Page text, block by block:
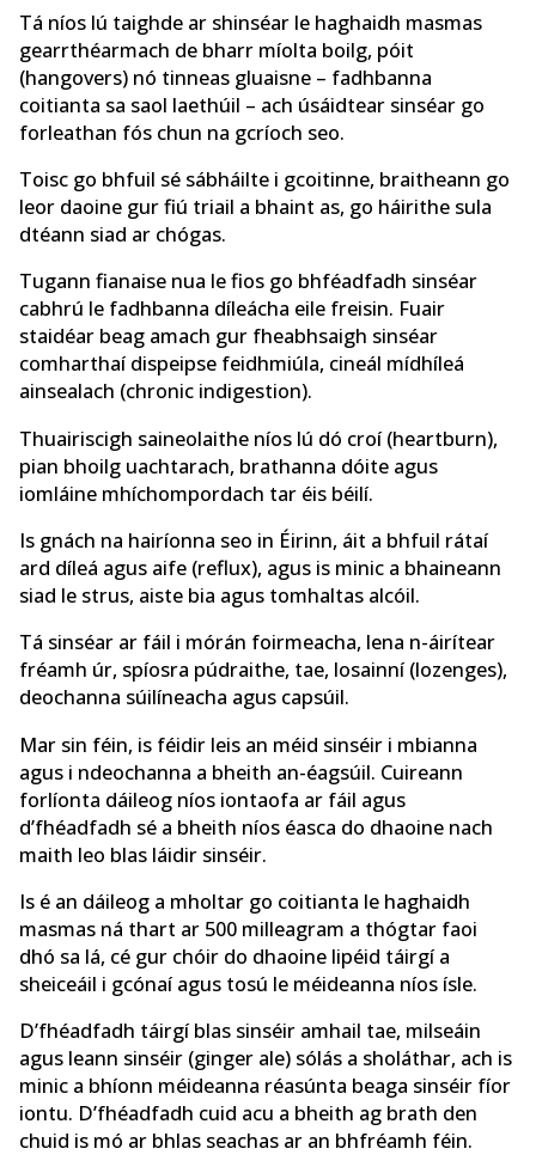
Tá níos lú taighde ar shinséar le haghaidh masmas
gearrthéarmach de bharr míolta boilg, póit
(hangovers) nó tinneas gluaisne – fadhbanna
coitianta sa saol laethúil – ach úsáidtear sinséar go
forleathan fós chun na gcríoch seo.
Toisc go bhfuil sé sábháilte i gcoitinne, braitheann go
leor daoine gur fiú triail a bhaint as, go háirithe sula
dtéann siad ar chógas.
Tugann fianaise nua le fios go bhféadfadh sinséar
cabhrú le fadhbanna díleácha eile freisin. Fuair ​​
staidéar beag amach gur fheabhsaigh sinséar
comharthaí dispeipse feidhmiúla, cineál mídhíleá
ainsealach (chronic indigestion).
Thuairiscigh saineolaithe níos lú dó croí (heartburn),
pian bhoilg uachtarach, brathanna dóite agus
iomláine mhíchompordach tar éis béilí.
Is gnách na hairíonna seo in Éirinn, áit a bhfuil rátaí
ard díleá agus aife (reflux), agus is minic a bhaineann
siad le strus, aiste bia agus tomhaltas alcóil.
Tá sinséar ar fáil i mórán foirmeacha, lena n-áirítear
fréamh úr, spíosra púdraithe, tae, losainní (lozenges),
deochanna súilíneacha agus capsúil.
Mar sin féin, is féidir leis an méid sinséir i mbianna
agus i ndeochanna a bheith an-éagsúil. Cuireann
forlíonta dáileog níos iontaofa ar fáil agus
d’fhéadfadh sé a bheith níos éasca do dhaoine nach
maith leo blas láidir sinséir.
Is é an dáileog a mholtar go coitianta le haghaidh
masmas ná thart ar 500 milleagram a thógtar faoi
dhó sa lá, cé gur chóir do dhaoine lipéid táirgí a
sheiceáil i gcónaí agus tosú le méideanna níos ísle.
D’fhéadfadh táirgí blas sinséir amhail tae, milseáin
agus leann sinséir (ginger ale) sólás a sholáthar, ach is
minic a bhíonn méideanna réasúnta beaga sinséir fíor
iontu. D’fhéadfadh cuid acu a bheith ag brath den
chuid is mó ar bhlas seachas ar an bhfréamh féin.